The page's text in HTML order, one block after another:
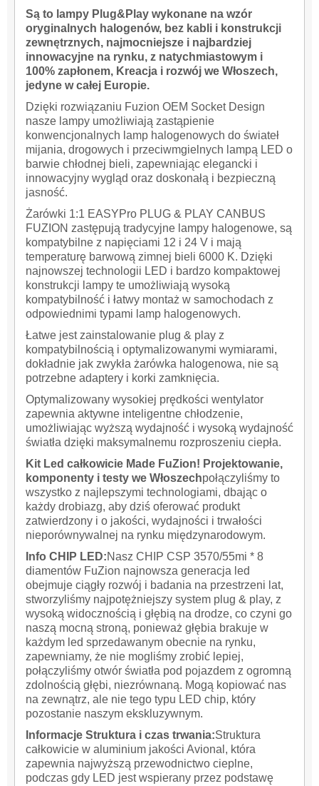
Są to lampy Plug&Play wykonane na wzór
oryginalnych halogenów, bez kabli i konstrukcji
zewnętrznych, najmocniejsze i najbardziej
innowacyjne na rynku, z natychmiastowym i
100% zapłonem, Kreacja i rozwój we Włoszech,
jedyne w całej Europie.
Dzięki rozwiązaniu Fuzion OEM Socket Design
nasze lampy umożliwiają zastąpienie
konwencjonalnych lamp halogenowych do świateł
mijania, drogowych i przeciwmgielnych lampą LED o
barwie chłodnej bieli, zapewniając elegancki i
innowacyjny wygląd oraz doskonałą i bezpieczną
jasność.
Żarówki 1:1 EASYPro PLUG & PLAY CANBUS
FUZION zastępują tradycyjne lampy halogenowe, są
kompatybilne z napięciami 12 i 24 V i mają
temperaturę barwową zimnej bieli 6000 K. Dzięki
najnowszej technologii LED i bardzo kompaktowej
konstrukcji lampy te umożliwiają wysoką
kompatybilność i łatwy montaż w samochodach z
odpowiednimi typami lamp halogenowych.
Łatwe jest zainstalowanie plug & play z
kompatybilnością i optymalizowanymi wymiarami,
dokładnie jak zwykła żarówka halogenowa, nie są
potrzebne adaptery i korki zamknięcia.
Optymalizowany wysokiej prędkości wentylator
zapewnia aktywne inteligentne chłodzenie,
umożliwiając wyższą wydajność i wysoką wydajność
światła dzięki maksymalnemu rozproszeniu ciepła.
Kit Led całkowicie Made FuZion! Projektowanie,
komponenty i testy we Włoszechpołączyliśmy to
wszystko z najlepszymi technologiami, dbając o
każdy drobiazg, aby dziś oferować produkt
zatwierdzony i o jakości, wydajności i trwałości
nieporównywalnej na rynku międzynarodowym.
Info CHIP LED:Nasz CHIP CSP 3570/55mi * 8
diamentów FuZion najnowsza generacja led
obejmuje ciągły rozwój i badania na przestrzeni lat,
stworzyliśmy najpotężniejszy system plug & play, z
wysoką widocznością i głębią na drodze, co czyni go
naszą mocną stroną, ponieważ głębia brakuje w
każdym led sprzedawanym obecnie na rynku,
zapewniamy, że nie mogliśmy zrobić lepiej,
połączyliśmy otwór światła pod pojazdem z ogromną
zdolnością głębi, niezrównaną. Mogą kopiować nas
na zewnątrz, ale nie tego typu LED chip, który
pozostanie naszym ekskluzywnym.
Informacje Struktura i czas trwania:Struktura
całkowicie w aluminium jakości Avional, która
zapewnia najwyższą przewodnictwo cieplne,
podczas gdy LED jest wspierany przez podstawę